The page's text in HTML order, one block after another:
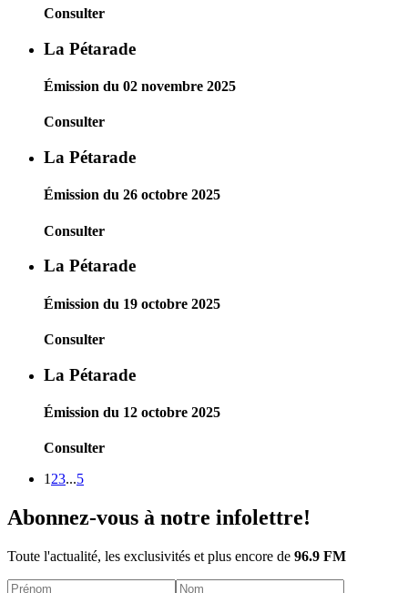
Consulter
La Pétarade
Émission du 02 novembre 2025
Consulter
La Pétarade
Émission du 26 octobre 2025
Consulter
La Pétarade
Émission du 19 octobre 2025
Consulter
La Pétarade
Émission du 12 octobre 2025
Consulter
1 23...5
Abonnez-vous à notre infolettre!
Toute l'actualité, les exclusivités et plus encore de 96.9 FM